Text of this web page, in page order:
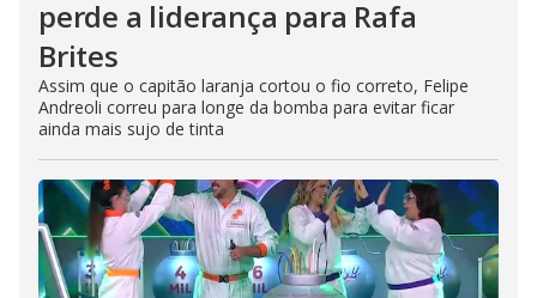
perde a liderança para Rafa
Brites
Assim que o capitão laranja cortou o fio correto, Felipe
Andreoli correu para longe da bomba para evitar ficar
ainda mais sujo de tinta